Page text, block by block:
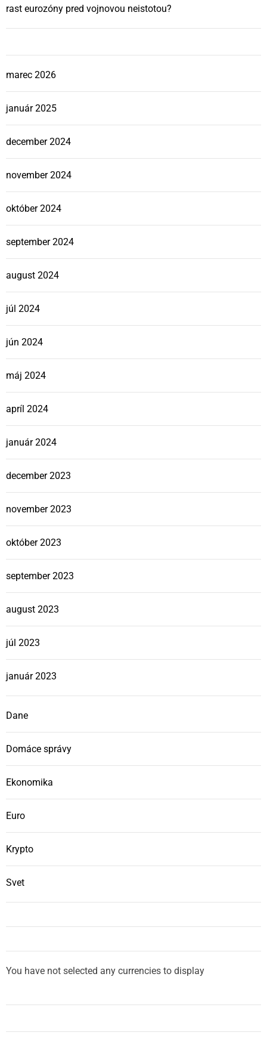
rast eurozóny pred vojnovou neistotou?
marec 2026
január 2025
december 2024
november 2024
október 2024
september 2024
august 2024
júl 2024
jún 2024
máj 2024
apríl 2024
január 2024
december 2023
november 2023
október 2023
september 2023
august 2023
júl 2023
január 2023
Dane
Domáce správy
Ekonomika
Euro
Krypto
Svet
You have not selected any currencies to display